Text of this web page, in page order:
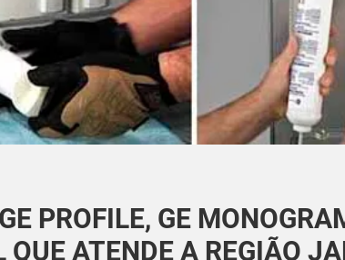
PROFILE, GE
ATENDE A REGIÃO